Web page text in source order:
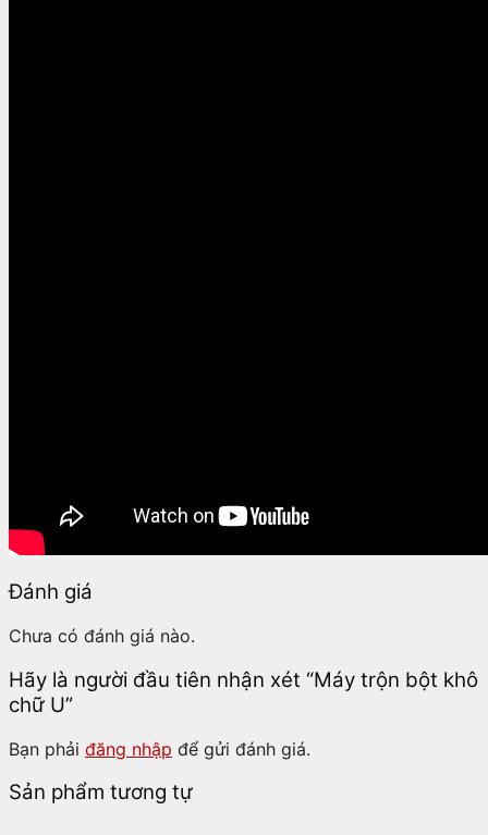
Đánh giá
Chưa có đánh giá nào.
Hãy là người đầu tiên nhận xét “Máy trộn bột khô
chữ U”
Bạn phải đăng nhập để gửi đánh giá.
Sản phẩm tương tự